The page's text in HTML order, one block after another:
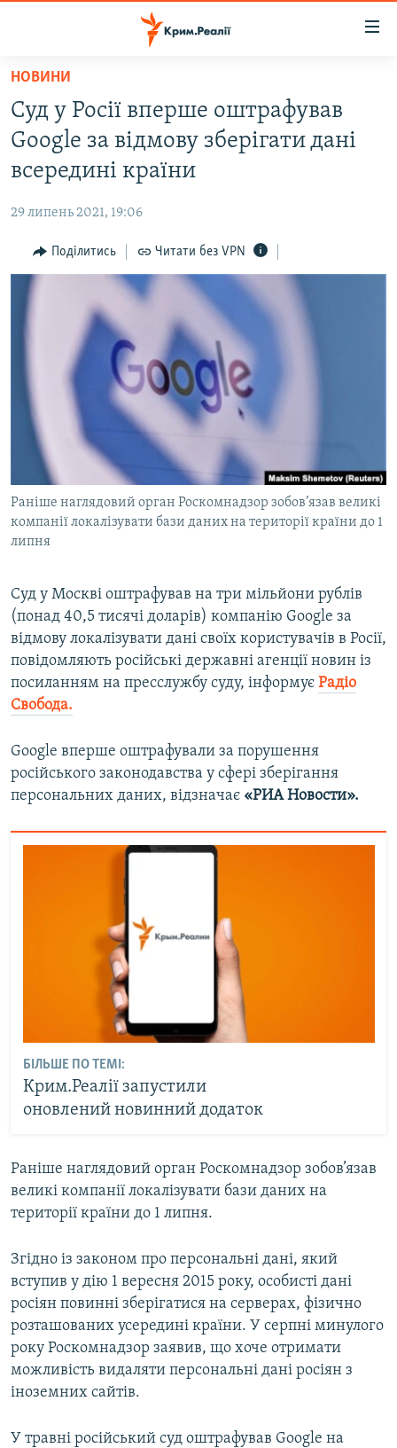
Перейти
основного
матеріалу
Перейти
до
основної
Перейти
до
пошуку
ВОДА.КРИМ
ВІДЕО ТА ФОТО
БЛОГИ
ПОГЛЯД
ІНТЕРВ'Ю
ВСЕ ЗА ДЕНЬ
СПЕЦПРОЕКТИ
ВІДЕОУРОКИ «ELIFBE»
СВІДЧЕННЯ ОКУПАЦІЇ
УКРАЇНСЬКА ПРОБЛЕМА КРИМУ
ІНФОГРАФІКА
ЯК ОБІЙТИ БЛОКУВАННЯ
Русский
Qırımtatar
ДОЛУЧАЙСЯ!
Усі сайти RFE/RL
НОВИНИ
Суд у Росії вперше оштрафував
Google за відмову зберігати дані
всередині країни
29 липень 2021, 19:06
Поділитись Читати без VPN
Раніше наглядовий орган Роскомнадзор зобов’язав великі
компанії локалізувати бази даних на території країни до 1
липня
Суд у Москві оштрафував на три мільйони рублів
(понад 40,5 тисячі доларів) компанію Google за
відмову локалізувати дані своїх користувачів в Росії,
повідомляють російські державні агенції новин із
посиланням на пресслужбу суду, інформує Радіо
Свобода.
Google вперше оштрафували за порушення
російського законодавства у сфері зберігання
персональних даних, відзначає «РИА Новости».
БІЛЬШЕ ПО ТЕМІ:
Крим.Реалії запустили
оновлений новинний додаток
Раніше наглядовий орган Роскомнадзор зобов’язав
великі компанії локалізувати бази даних на
території країни до 1 липня.
Згідно із законом про персональні дані, який
вступив у дію 1 вересня 2015 року, особисті дані
росіян повинні зберігатися на серверах, фізично
розташованих усередині країни. У серпні минулого
року Роскомнадзор заявив, що хоче отримати
можливість видаляти персональні дані росіян з
іноземних сайтів.
У травні російський суд оштрафував Google на